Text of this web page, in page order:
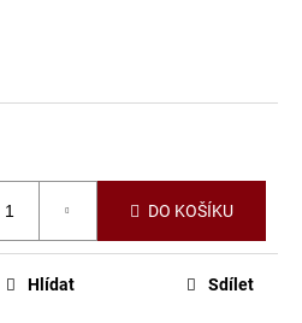
DO KOŠÍKU
Hlídat Sdílet